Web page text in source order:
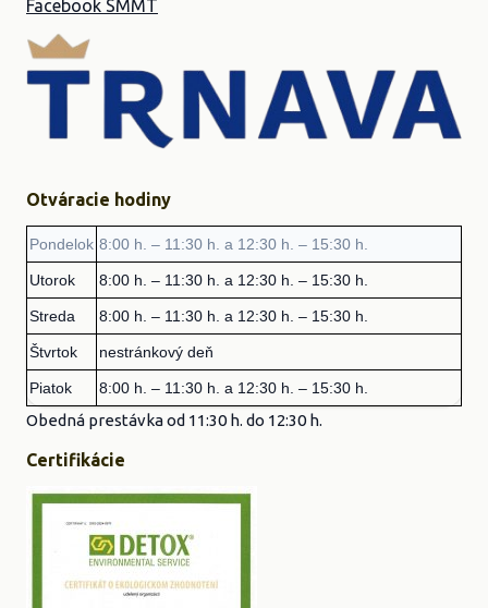
Facebook SMMT
Otváracie hodiny
Pondelok 8:00 h. – 11:30 h. a 12:30 h. – 15:30 h.
Utorok 8:00 h. – 11:30 h. a 12:30 h. – 15:30 h.
Streda 8:00 h. – 11:30 h. a 12:30 h. – 15:30 h.
Štvrtok nestránkový deň
Piatok 8:00 h. – 11:30 h. a 12:30 h. – 15:30 h.
Obedná prestávka od 11:30 h. do 12:30 h.
Certifikácie